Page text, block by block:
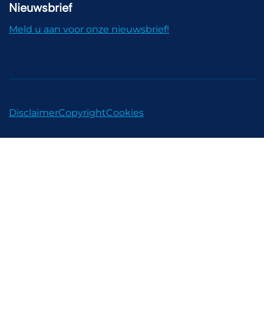
Nieuwsbrief
Meld u aan voor onze nieuwsbrief!
DisclaimerCopyrightCookies